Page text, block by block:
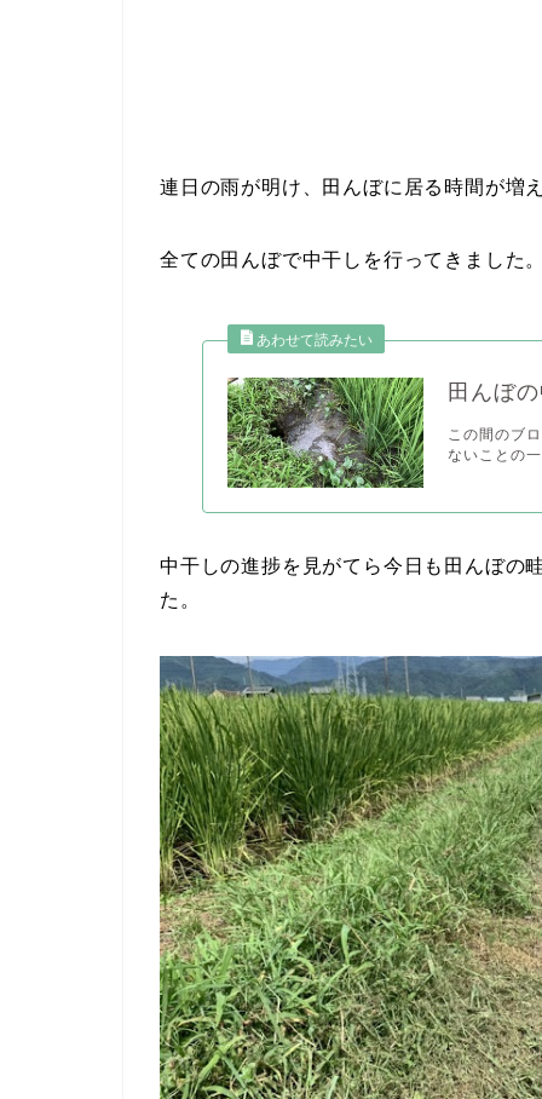
連日の雨が明け、田んぼに居る時間が増
全ての田んぼで中干しを行ってきました
田んぼ
この間のブ
ないことの
中干しの進捗を見がてら今日も田んぼの
た。